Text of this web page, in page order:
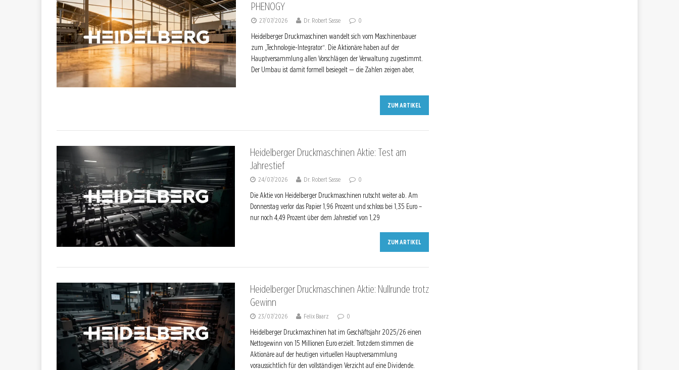
PHENOGY
27/07/2026 Dr. Robert Sasse 0
Heidelberger Druckmaschinen wandelt sich vom Maschinenbauer
zum „Technologie-Integrator“. Die Aktionäre haben auf der
Hauptversammlung allen Vorschlägen der Verwaltung zugestimmt.
Der Umbau ist damit formell besiegelt — die Zahlen zeigen aber,
ZUM ARTIKEL
Heidelberger Druckmaschinen Aktie: Test am
Jahrestief
24/07/2026 Dr. Robert Sasse 0
Die Aktie von Heidelberger Druckmaschinen rutscht weiter ab. Am
Donnerstag verlor das Papier 1,96 Prozent und schloss bei 1,35 Euro –
nur noch 4,49 Prozent über dem Jahrestief von 1,29
ZUM ARTIKEL
Heidelberger Druckmaschinen Aktie: Nullrunde trotz
Gewinn
23/07/2026 Felix Baarz 0
Heidelberger Druckmaschinen hat im Geschäftsjahr 2025/26 einen
Nettogewinn von 15 Millionen Euro erzielt. Trotzdem stimmen die
Aktionäre auf der heutigen virtuellen Hauptversammlung
voraussichtlich für den vollständigen Verzicht auf eine Dividende.